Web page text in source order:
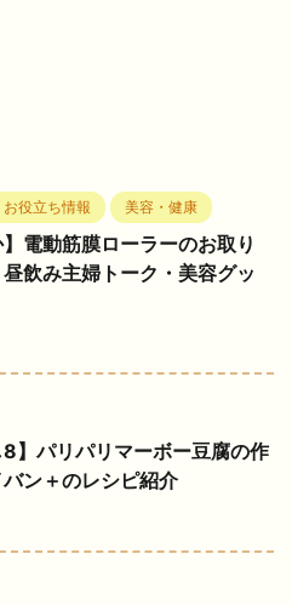
お役立ち情報 美容・健康
】電動筋膜ローラーのお取り
飲み主婦トーク・美容グッ
8】パリパリマーボー豆腐の作
ン＋のレシピ紹介